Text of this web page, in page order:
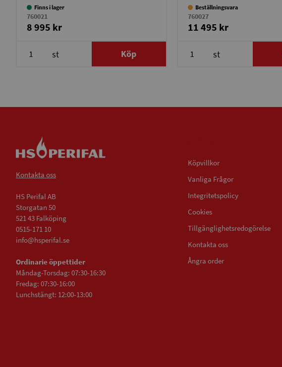
Finns i lager
760021
8 995 kr
st Köp
Beställningsvara
760027
11 495 kr
st
Kontakta oss
HS Perifal AB
Storgatan 50
521 43 Falköping
0515-171 10
info@hsperifal.se
Ordinarie öppettider
Måndag-Torsdag: 07:30-16:30
Fredag: 07:30-16:00
Lunchstängt: 12:00-13:00
Köpvillkor
Vanliga Frågor
Integritetspolicy
Cookies
Tillgänglighetsredogörelse
Kontakta oss
Ångra order